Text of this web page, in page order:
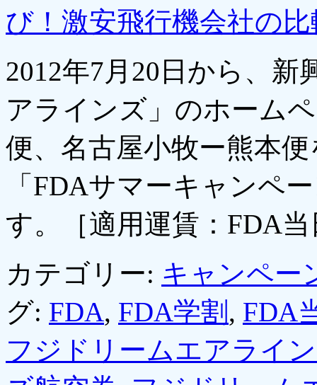
び！激安飛行機会社の
2012年7月20日から、
アラインズ」のホーム
便、名古屋小牧ー熊本
「FDAサマーキャンペ
す。［適用運賃：FDA
カテゴリー: キャンペー
グ: FDA, FDA学割 , FDA
フジドリームエアライ